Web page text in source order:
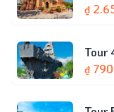
₫
Tour
₫